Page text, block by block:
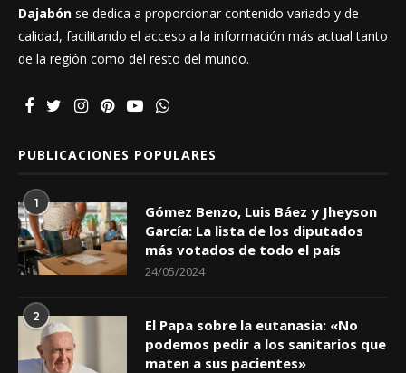
Dajabón se dedica a proporcionar contenido variado y de
calidad, facilitando el acceso a la información más actual tanto
de la región como del resto del mundo.
PUBLICACIONES POPULARES
1
Gómez Benzo, Luis Báez y Jheyson
García: La lista de los diputados
más votados de todo el país
24/05/2024
2
El Papa sobre la eutanasia: «No
podemos pedir a los sanitarios que
maten a sus pacientes»